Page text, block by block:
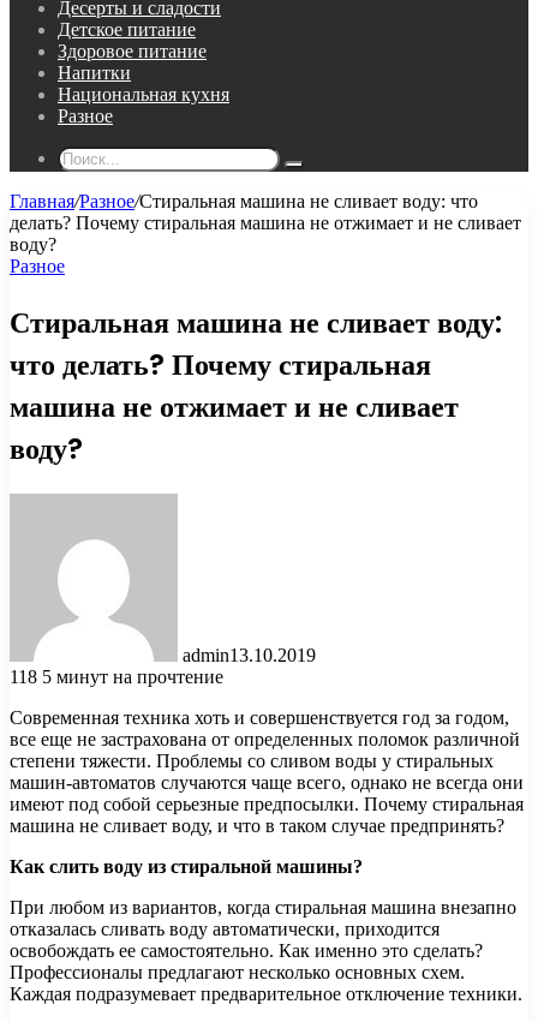
Десерты и сладости
Детское питание
Здоровое питание
Напитки
Национальная кухня
Разное
Поиск...
Главная/Разное/Стиральная машина не сливает воду: что
делать? Почему стиральная машина не отжимает и не сливает
воду?
Разное
Стиральная машина не сливает воду:
что делать? Почему стиральная
машина не отжимает и не сливает
воду?
admin13.10.2019
118 5 минут на прочтение
Современная техника хоть и совершенствуется год за годом,
все еще не застрахована от определенных поломок различной
степени тяжести. Проблемы со сливом воды у стиральных
машин-автоматов случаются чаще всего, однако не всегда они
имеют под собой серьезные предпосылки. Почему стиральная
машина не сливает воду, и что в таком случае предпринять?
Как слить воду из стиральной машины?
При любом из вариантов, когда стиральная машина внезапно
отказалась сливать воду автоматически, приходится
освобождать ее самостоятельно. Как именно это сделать?
Профессионалы предлагают несколько основных схем.
Каждая подразумевает предварительное отключение техники.